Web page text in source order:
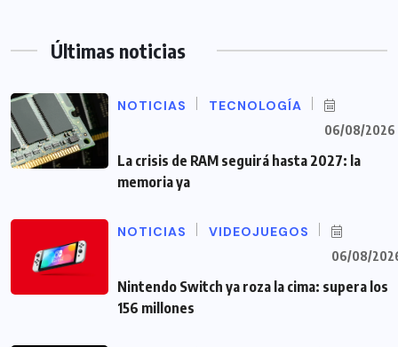
Últimas noticias
NOTICIAS TECNOLOGÍA
06/08/2026
La crisis de RAM seguirá hasta 2027: la
memoria ya
NOTICIAS VIDEOJUEGOS
06/08/
Nintendo Switch ya roza la cima: supera los
156 millones